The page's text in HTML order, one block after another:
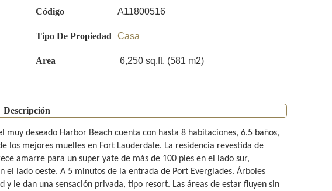
Código A11800516
Tipo De Propiedad Casa
Area 6,250 sq.ft. (581 m2)
Descripción
deseado Harbor Beach cuenta con hasta 8 habitaciones, 6.5 baños,
los mejores muelles en Fort Lauderdale. La residencia revestida de
amarre para un super yate de más de 100 pies en el lado sur,
lado oeste. A 5 minutos de la entrada de Port Everglades. Árboles
le dan una sensación privada, tipo resort. Las áreas de estar fluyen sin